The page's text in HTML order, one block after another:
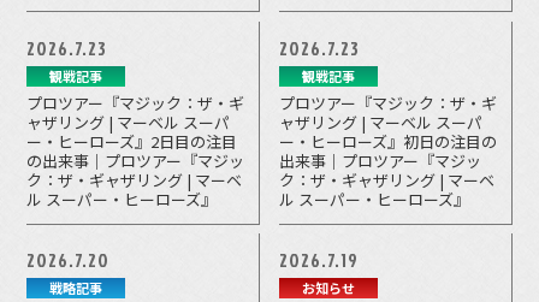
2026.7.23
観戦記事
プロツアー『マジック：ザ・ギ
ャザリング | マーベル スーパ
ー・ヒーローズ』2日目の注目
の出来事｜プロツアー『マジッ
ク：ザ・ギャザリング | マーベ
ル スーパー・ヒーローズ』
2026.7.23
観戦記事
プロツアー『マジック：ザ・ギ
ャザリング | マーベル スーパ
ー・ヒーローズ』初日の注目の
出来事｜プロツアー『マジッ
ク：ザ・ギャザリング | マーベ
ル スーパー・ヒーローズ』
2026.7.20
戦略記事
2026.7.19
お知らせ